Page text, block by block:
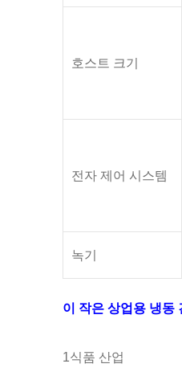
호스트 크기
전자 제어 시스템
녹기
이 작은 상업용 냉동
1식품 산업